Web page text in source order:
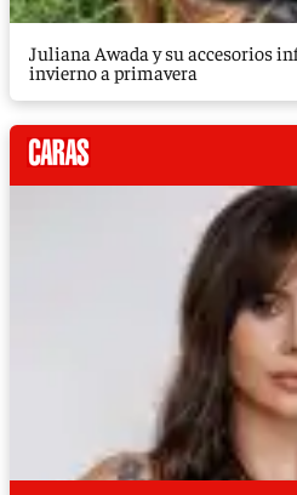
Juliana Awada y su accesorios
invierno a primavera